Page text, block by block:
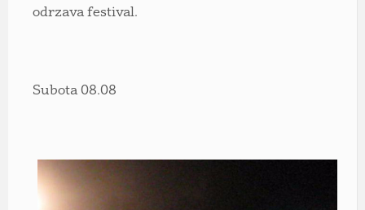
odrzava festival.
Subota 08.08